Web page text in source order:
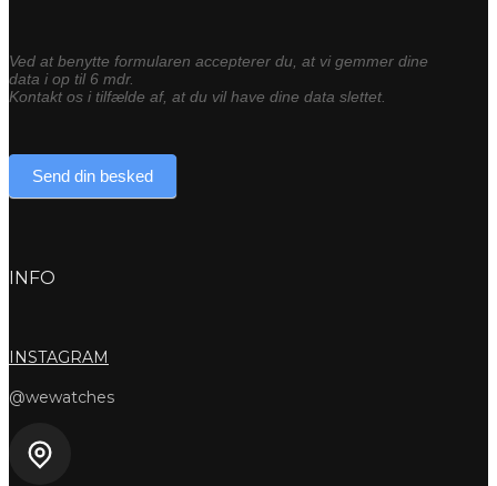
Ved at benytte formularen accepterer du, at vi gemmer dine
data i op til 6 mdr.
Kontakt os i tilfælde af, at du vil have dine data slettet.
Send din besked
INFO
INSTAGRAM
@wewatches